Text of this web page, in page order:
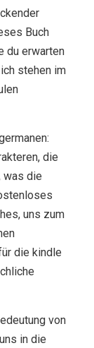
Buch
du erwarten
stehen im
die
was die
uns zum
die kindle
von
in die